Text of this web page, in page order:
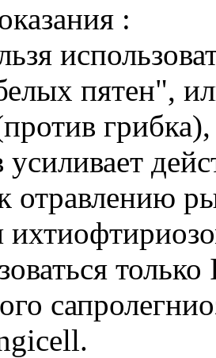
:
пятен",
усиливает
отравлению